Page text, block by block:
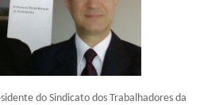
do Sindicato dos Trabalhadores da